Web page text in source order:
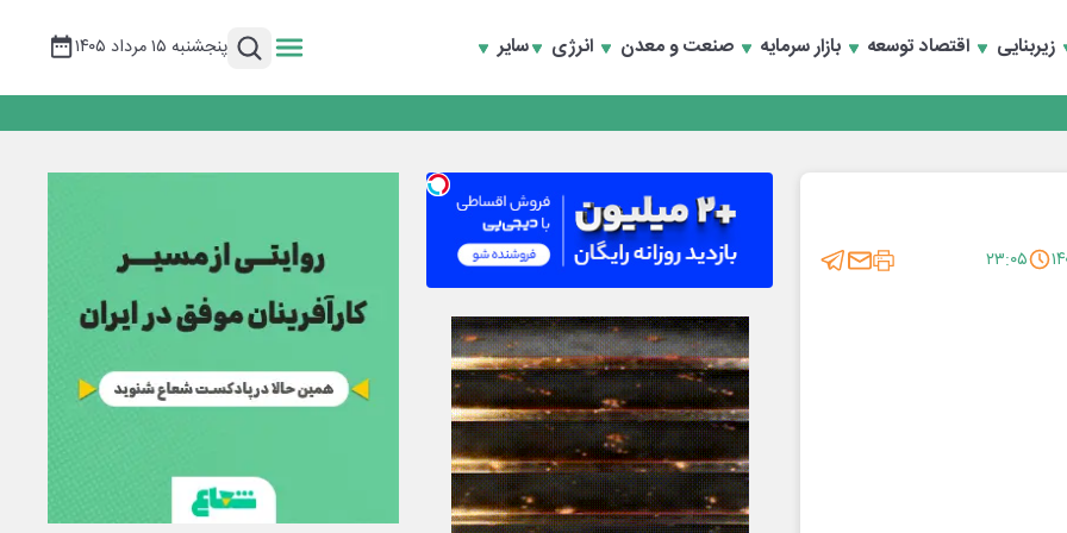
زیربنایی اقتصاد توسعه بازار سرمایه صنعت و معدن انرژی سایر پنجشنبه ۱۵ مرداد ۱۴۰۵
انرژی‌های نو و تجدیدپذیر با حضور استاندار اصفهان
۲۳:۰۵